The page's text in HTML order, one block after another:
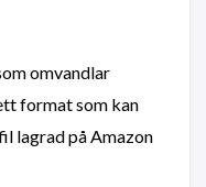
omvandlar
format som kan
lagrad på Amazon